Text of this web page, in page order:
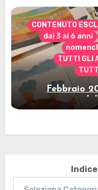
CONTENUTO
dai 3 ai 6 anni
TUTTI GLI
Febbraio